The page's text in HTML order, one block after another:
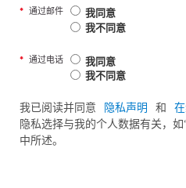
* 通过邮件
我同意
我不同意
* 通过电话
我同意
我不同意
我已阅读并同意 隐私声明 和
隐私选择与我的个人数据有关，
中所述。